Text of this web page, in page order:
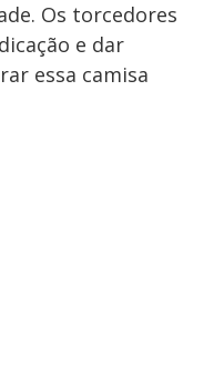
Os torcedores
e dar
essa camisa